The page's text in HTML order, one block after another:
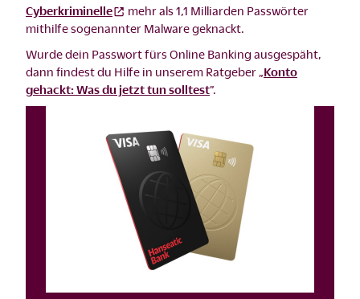
Cyberkriminelle
mehr als 1,1 Milliarden Passwörter
mithilfe sogenannter Malware geknackt.
Wurde dein Passwort fürs Online Banking ausgespäht,
dann findest du Hilfe in unserem Ratgeber „ Konto
gehackt: Was du jetzt tun solltest”.